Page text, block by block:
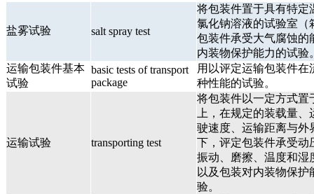
盐雾试验 salt spray test
将包装件置于具有特定
氯化钠溶液的试验室（
包装件承受大气腐蚀的
内装物保护能力的试验
运输包装件基本
试验
basic tests of transport
package
用以评定运输包装件在
种性能的试验。
运输试验 transporting test
将包装件以一定方式置
上，在规定的装载量
驶速度、运输距离与外
下，评定包装件承受动
振动、磨擦、温度和湿
以及包装对内装物保护
验。